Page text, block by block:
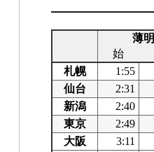
薄明
始
札幌
1:55
仙台
2:31
新潟
2:40
東京
2:49
大阪
3:11